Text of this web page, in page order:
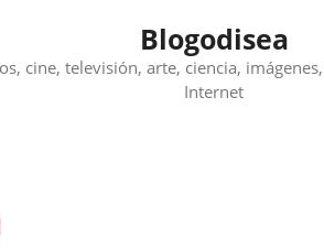
Blogodisea
cine, televisión, arte, ciencia,
Internet